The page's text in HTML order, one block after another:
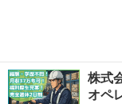
株式
オペ